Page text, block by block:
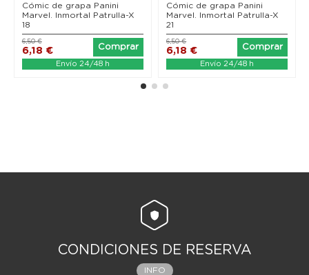
Cómic de grapa Panini
Marvel. Inmortal Patrulla-X
18
6,18 €
6,50 €
Comprar
Envío 24/48 h
Cómic de grapa Panini
Marvel. Inmortal Patrulla-X
21
6,18 €
6,50 €
Comprar
Envío 24/48 h
CONDICIONES DE RESERVA
INFO